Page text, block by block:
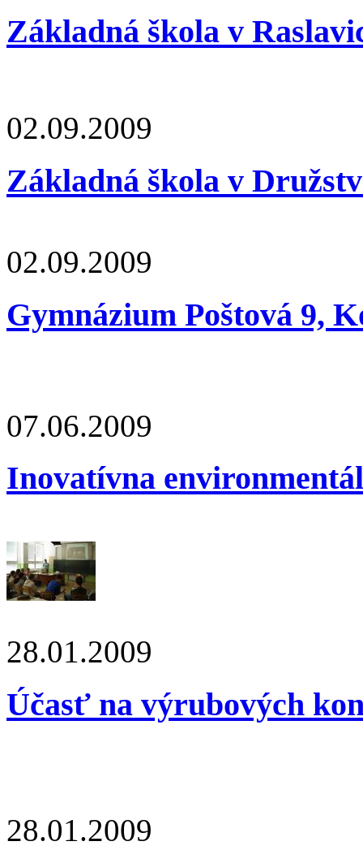
Základná škola v
02.09.2009
Základná škola v
02.09.2009
Gymnázium Poštová 9,
07.06.2009
Inovatívna
28.01.2009
Účasť na výrubových
28.01.2009